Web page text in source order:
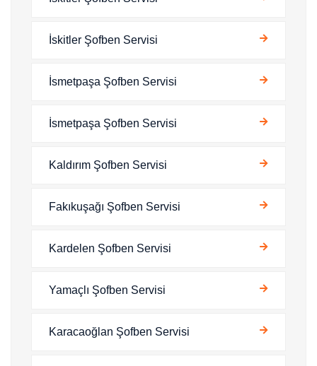
İskitler Şofben Servisi
İsmetpaşa Şofben Servisi
İsmetpaşa Şofben Servisi
Kaldırım Şofben Servisi
Fakıkuşağı Şofben Servisi
Kardelen Şofben Servisi
Yamaçlı Şofben Servisi
Karacaoğlan Şofben Servisi